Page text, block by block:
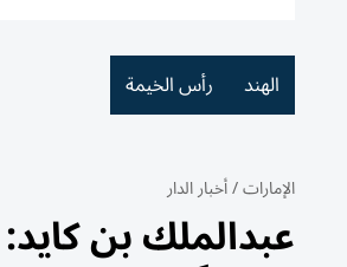
الهند رأس الخيمة
الإمارات/أخبار الدار
عبدالملك بن